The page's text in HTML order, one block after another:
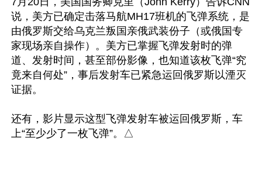
说，美方已确定击落马航MH17班机的飞弹系统，是
由俄罗斯交给乌克兰叛国亲俄武装份子（或俄国专
家现场亲自操作）。美方已掌握飞弹发射时的弹
道、发射时间，甚至部份影像，也知道该枚飞弹“究
竟来自何处”，事后发射车已紧急运回俄罗斯以湮灭
证据。
还有，影片显示这型飞弹发射车被运回俄罗斯，车